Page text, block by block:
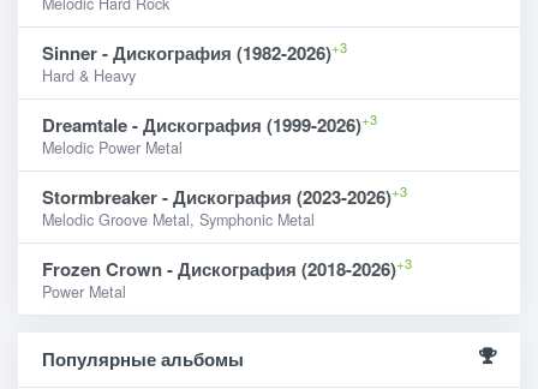
Sinner - Дискография (1982-2026)+3
Hard & Heavy
Dreamtale - Дискография (1999-2026)+3
Melodic Power Metal
Stormbreaker - Дискография (2023-2026)+3
Melodic Groove Metal, Symphonic Metal
Frozen Crown - Дискография (2018-2026)+3
Power Metal
Популярные альбомы